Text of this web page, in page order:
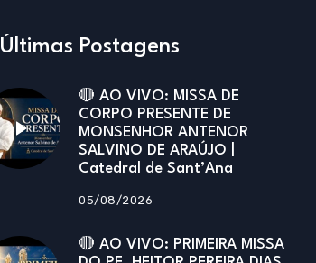
Últimas Postagens
🔴 AO VIVO: MISSA DE
CORPO PRESENTE DE
MONSENHOR ANTENOR
SALVINO DE ARAÚJO |
Catedral de Sant’Ana
05/08/2026
🔴 AO VIVO: PRIMEIRA MISSA